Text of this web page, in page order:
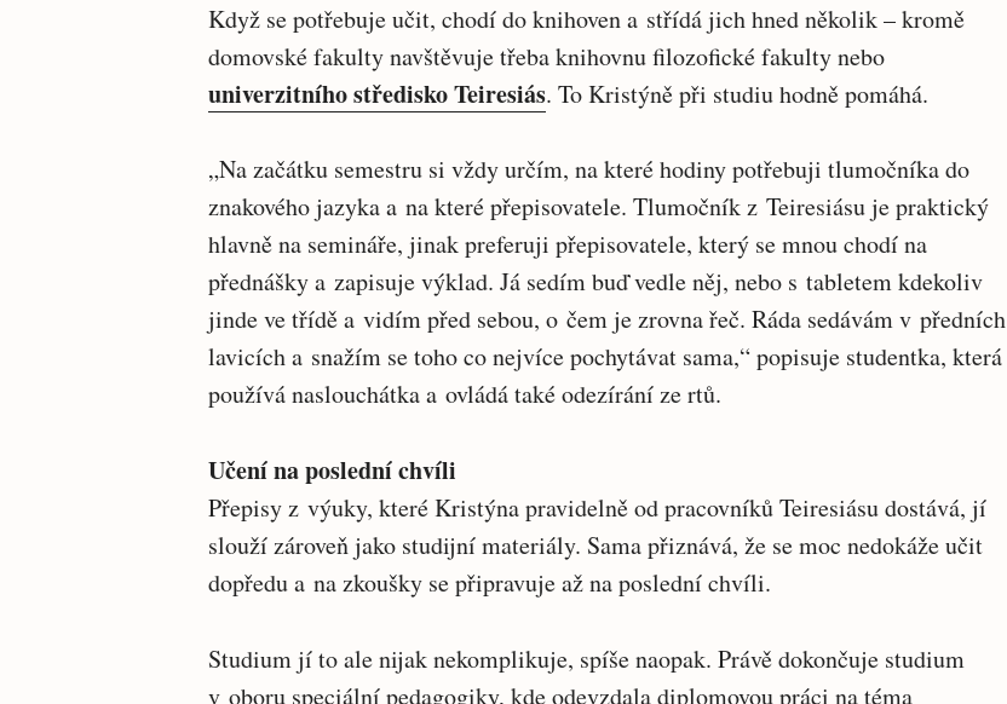
Když se potřebuje učit, chodí do knihoven a střídá jich hned několik – kromě
domovské fakulty navštěvuje třeba knihovnu filozofické fakulty nebo
univerzitního středisko Teiresiás. To Kristýně při studiu hodně pomáhá.
„Na začátku semestru si vždy určím, na které hodiny potřebuji tlumočníka do
znakového jazyka a na které přepisovatele. Tlumočník z Teiresiásu je praktický
hlavně na semináře, jinak preferuji přepisovatele, který se mnou chodí na
přednášky a zapisuje výklad. Já sedím buď vedle něj, nebo s tabletem kdekoliv
jinde ve třídě a vidím před sebou, o čem je zrovna řeč. Ráda sedávám v předních
lavicích a snažím se toho co nejvíce pochytávat sama,“ popisuje studentka, která
používá naslouchátka a ovládá také odezírání ze rtů.
Učení na poslední chvíli
Přepisy z výuky, které Kristýna pravidelně od pracovníků Teiresiásu dostává, jí
slouží zároveň jako studijní materiály. Sama přiznává, že se moc nedokáže učit
dopředu a na zkoušky se připravuje až na poslední chvíli.
Studium jí to ale nijak nekomplikuje, spíše naopak. Právě dokončuje studium
v oboru speciální pedagogiky, kde odevzdala diplomovou práci na téma